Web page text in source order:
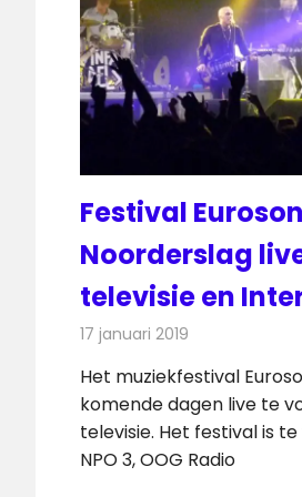
Festival
Noorderslag
televisie en
17 januari 2019
Het muziekfestival
komende dagen live te
televisie. Het festival is te
NPO 3, OOG Radio